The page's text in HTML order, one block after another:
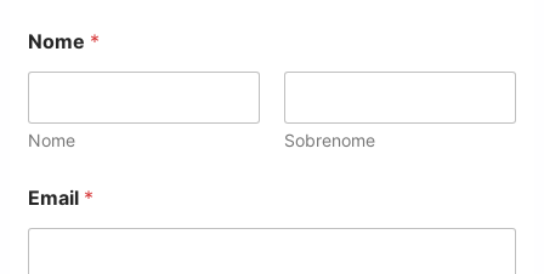
N
o
e
N
m
e
Nome *
Nome Sobrenome
Email *